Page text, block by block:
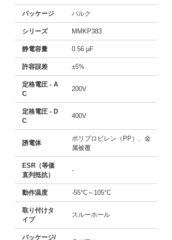
パッケージ バルク
シリーズ MMKP383
静電容量 0.56 µF
許容誤差 ±5%
定格電圧 - A
C
200V
定格電圧 - D
C
400V
誘電体
ポリプロピレン（PP）、金
属被覆
ESR（等価
直列抵抗）
-
動作温度 -55°C～105°C
取り付けタ
イプ
スルーホール
パッケージ/